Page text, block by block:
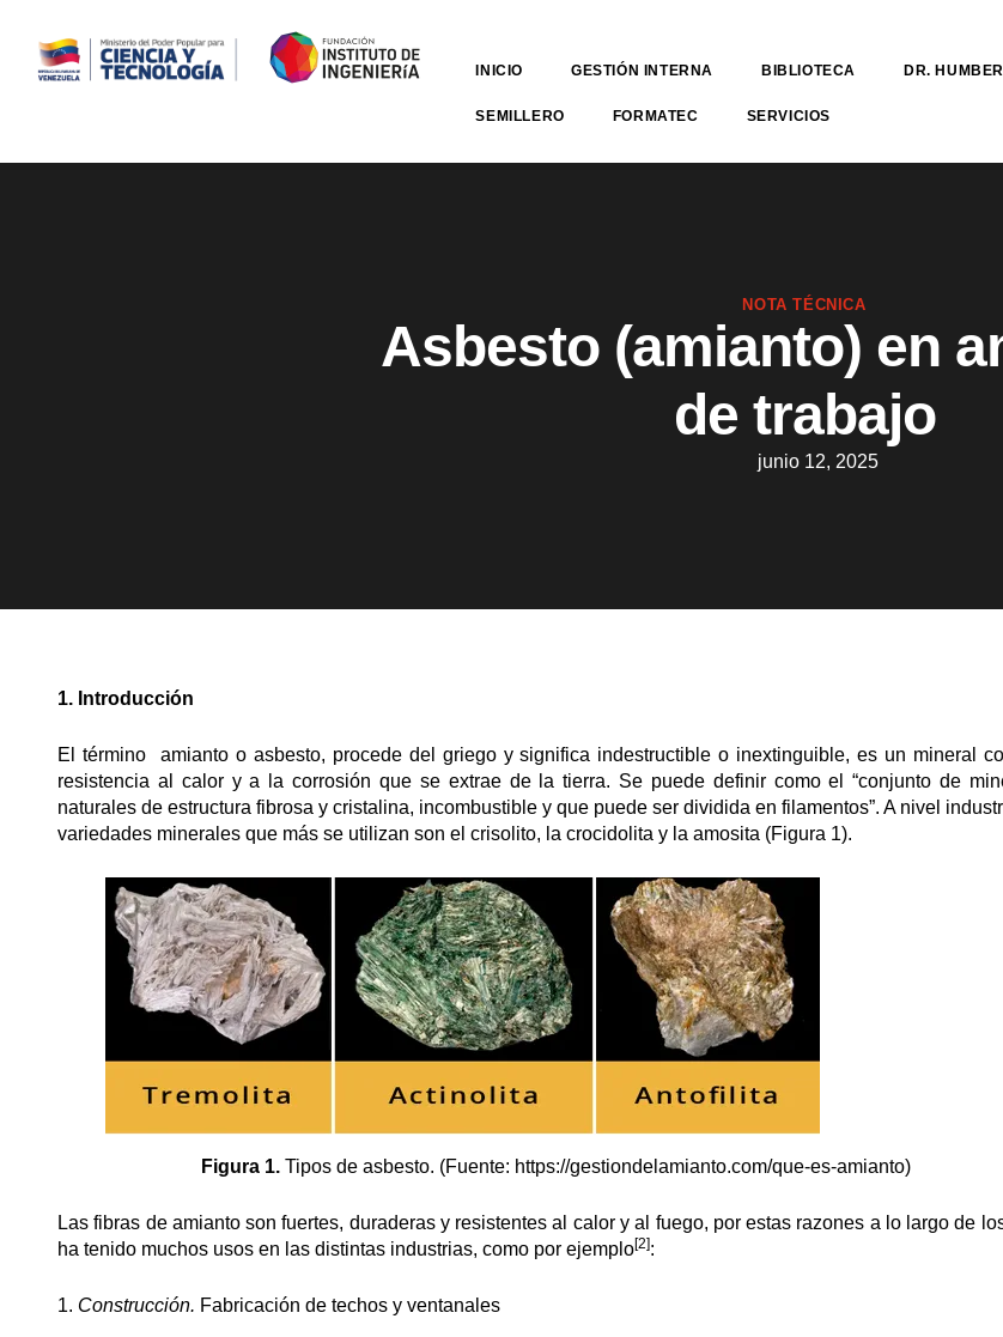
INICIO GESTIÓN INTERNA BIBLIOTECA DR.
SEMILLERO FORMATEC SERVICIOS
NOTA TÉCNICA
Asbesto (amianto) en
de trabajo
junio 12, 2025
1. Introducción
El término amianto o asbesto, procede del griego y significa indestructible o inextinguible, es un mineral
resistencia al calor y a la corrosión que se extrae de la tierra. Se puede definir como el “conjunto de
naturales de estructura fibrosa y cristalina, incombustible y que puede ser dividida en filamentos”. A nivel
variedades minerales que más se utilizan son el crisolito, la crocidolita y la amosita (Figura 1).
Figura 1. Tipos de asbesto. (Fuente: https://gestiondelamianto.com/que-es-amianto)
Las fibras de amianto son fuertes, duraderas y resistentes al calor y al fuego, por estas razones a lo largo de
ha tenido muchos usos en las distintas industrias, como por ejemplo[2]:
1. Construcción. Fabricación de techos y ventanales